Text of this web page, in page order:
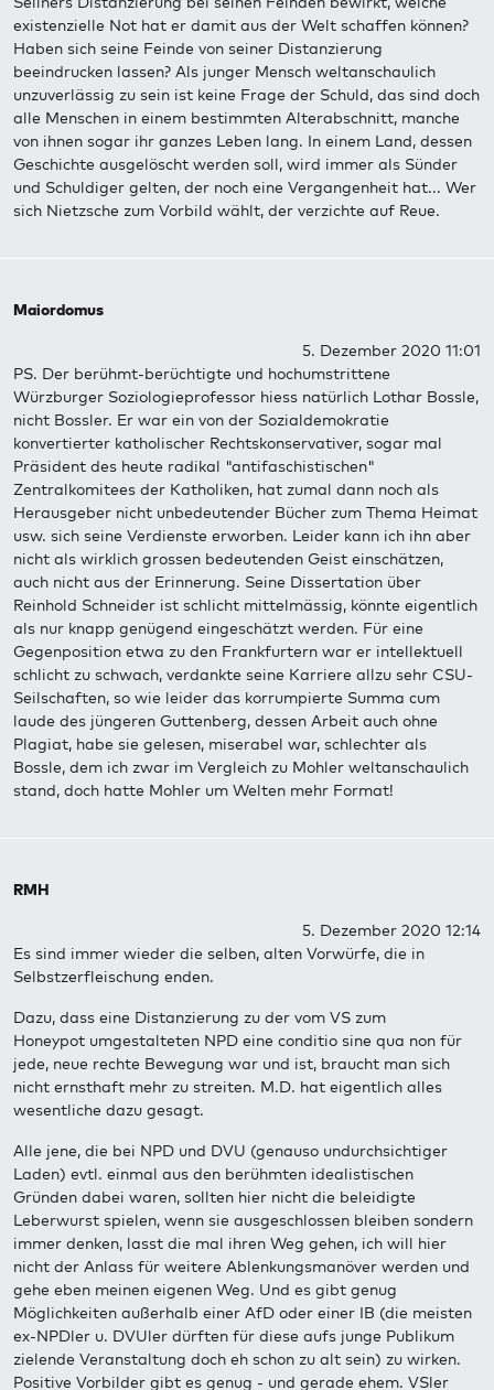
existenzielle Not hat er damit aus der Welt schaffen können?
Haben sich seine Feinde von seiner Distanzierung
beeindrucken lassen? Als junger Mensch weltanschaulich
unzuverlässig zu sein ist keine Frage der Schuld, das sind doch
alle Menschen in einem bestimmten Alterabschnitt, manche
von ihnen sogar ihr ganzes Leben lang. In einem Land, dessen
Geschichte ausgelöscht werden soll, wird immer als Sünder
und Schuldiger gelten, der noch eine Vergangenheit hat... Wer
sich Nietzsche zum Vorbild wählt, der verzichte auf Reue.
Maiordomus
5. Dezember 2020 11:01
PS. Der berühmt-berüchtigte und hochumstrittene
Würzburger Soziologieprofessor hiess natürlich Lothar Bossle,
nicht Bossler. Er war ein von der Sozialdemokratie
konvertierter katholischer Rechtskonservativer, sogar mal
Präsident des heute radikal "antifaschistischen"
Zentralkomitees der Katholiken, hat zumal dann noch als
Herausgeber nicht unbedeutender Bücher zum Thema Heimat
usw. sich seine Verdienste erworben. Leider kann ich ihn aber
nicht als wirklich grossen bedeutenden Geist einschätzen,
auch nicht aus der Erinnerung. Seine Dissertation über
Reinhold Schneider ist schlicht mittelmässig, könnte eigentlich
als nur knapp genügend eingeschätzt werden. Für eine
Gegenposition etwa zu den Frankfurtern war er intellektuell
schlicht zu schwach, verdankte seine Karriere allzu sehr CSU-
Seilschaften, so wie leider das korrumpierte Summa cum
laude des jüngeren Guttenberg, dessen Arbeit auch ohne
Plagiat, habe sie gelesen, miserabel war, schlechter als
Bossle, dem ich zwar im Vergleich zu Mohler weltanschaulich
stand, doch hatte Mohler um Welten mehr Format!
RMH
5. Dezember 2020 12:14
Es sind immer wieder die selben, alten Vorwürfe, die in
Selbstzerfleischung enden.
Dazu, dass eine Distanzierung zu der vom VS zum
Honeypot umgestalteten NPD eine conditio sine qua non für
jede, neue rechte Bewegung war und ist, braucht man sich
nicht ernsthaft mehr zu streiten. M.D. hat eigentlich alles
wesentliche dazu gesagt.
Alle jene, die bei NPD und DVU (genauso undurchsichtiger
Laden) evtl. einmal aus den berühmten idealistischen
Gründen dabei waren, sollten hier nicht die beleidigte
Leberwurst spielen, wenn sie ausgeschlossen bleiben sondern
immer denken, lasst die mal ihren Weg gehen, ich will hier
nicht der Anlass für weitere Ablenkungsmanöver werden und
gehe eben meinen eigenen Weg. Und es gibt genug
Möglichkeiten außerhalb einer AfD oder einer IB (die meisten
ex-NPDler u. DVUler dürften für diese aufs junge Publikum
zielende Veranstaltung doch eh schon zu alt sein) zu wirken.
Positive Vorbilder gibt es genug - und gerade ehem. VSler